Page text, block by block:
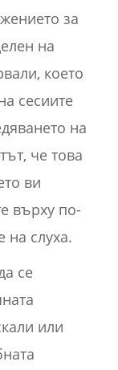
за
на
което
сесиите
на
че това
ви
върху по-
на слуха.
се
или